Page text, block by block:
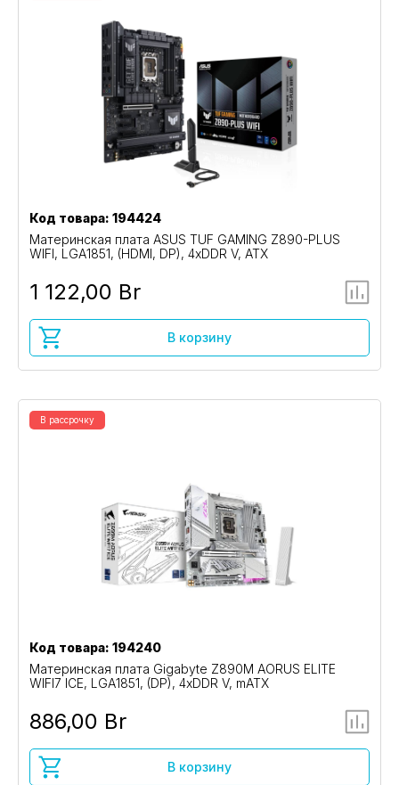
Код товара: 194424
Материнская плата ASUS TUF GAMING Z890-PLUS
WIFI, LGA1851, (HDMI, DP), 4xDDR V, ATX
1 122,00 Br
В корзину
В рассрочку
Код товара: 194240
Материнская плата Gigabyte Z890M AORUS ELITE
WIFI7 ICE, LGA1851, (DP), 4xDDR V, mATX
886,00 Br
В корзину